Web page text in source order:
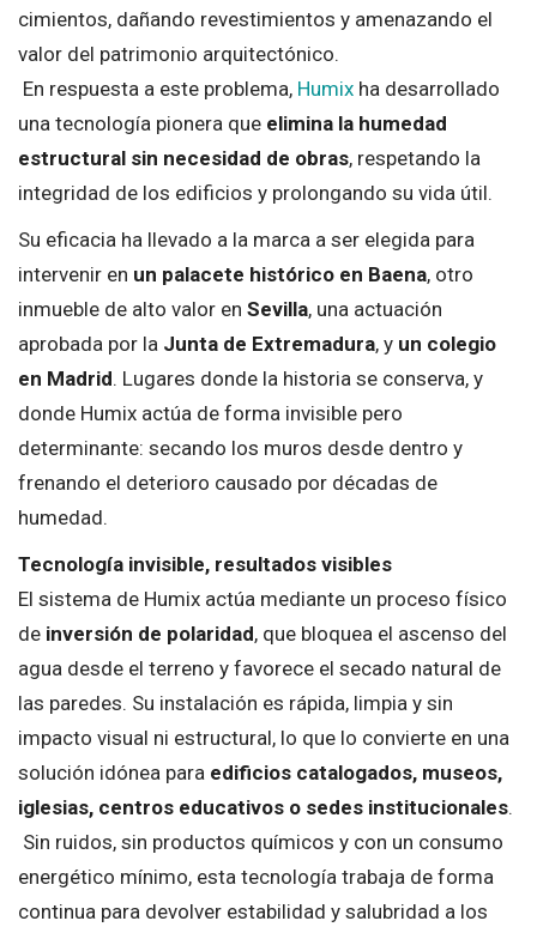
cimientos, dañando revestimientos y amenazando el
valor del patrimonio arquitectónico.
En respuesta a este problema, Humix ha desarrollado
una tecnología pionera que elimina la humedad
estructural sin necesidad de obras, respetando la
integridad de los edificios y prolongando su vida útil.
Su eficacia ha llevado a la marca a ser elegida para
intervenir en un palacete histórico en Baena, otro
inmueble de alto valor en Sevilla, una actuación
aprobada por la Junta de Extremadura, y un colegio
en Madrid. Lugares donde la historia se conserva, y
donde Humix actúa de forma invisible pero
determinante: secando los muros desde dentro y
frenando el deterioro causado por décadas de
humedad.
Tecnología invisible, resultados visibles
El sistema de Humix actúa mediante un proceso físico
de inversión de polaridad, que bloquea el ascenso del
agua desde el terreno y favorece el secado natural de
las paredes. Su instalación es rápida, limpia y sin
impacto visual ni estructural, lo que lo convierte en una
solución idónea para edificios catalogados, museos,
iglesias, centros educativos o sedes institucionales.
Sin ruidos, sin productos químicos y con un consumo
energético mínimo, esta tecnología trabaja de forma
continua para devolver estabilidad y salubridad a los